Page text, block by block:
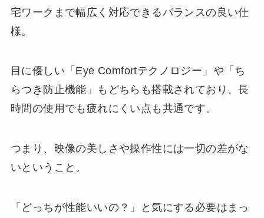
宅ワークまで幅広く対応できるバランスの良い仕
様。
目に優しい「Eye Comfortテクノロジー」や「ち
らつき防止機能」もどちらも搭載されており、長
時間の使用でも疲れにくい点も共通です。
つまり、映像の美しさや操作性には一切の差がな
いということ。
「どっちが性能いいの？」と気にする必要はまっ